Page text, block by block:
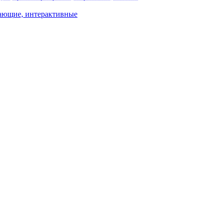
интерактивные